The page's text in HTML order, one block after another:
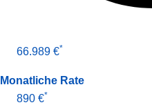
66.989 €*
Monatliche Rate
890 €*